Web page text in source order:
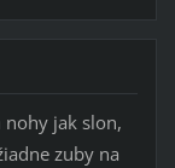
nohy jak slon,
zuby na